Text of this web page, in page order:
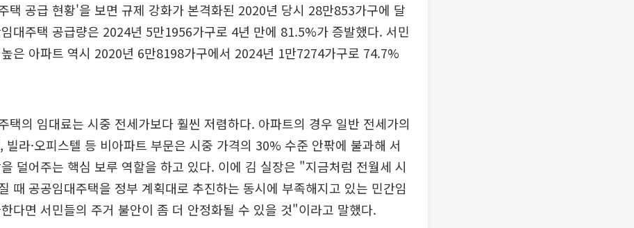
택 공급 현황'을 보면 규제 강화가 본격화된 2020년 당시 28만853가구에 달
대주택 공급량은 2024년 5만1956가구로 4년 만에 81.5%가 증발했다. 서민
은 아파트 역시 2020년 6만8198가구에서 2024년 1만7274가구로 74.7%
택의 임대료는 시중 전세가보다 훨씬 저렴하다. 아파트의 경우 일반 전세가의
빌라·오피스텔 등 비아파트 부문은 시중 가격의 30% 수준 안팎에 불과해 서
덜어주는 핵심 보루 역할을 하고 있다. 이에 김 실장은 "지금처럼 전월세 시
때 공공임대주택을 정부 계획대로 추진하는 동시에 부족해지고 있는 민간임
다면 서민들의 주거 불안이 좀 더 안정화될 수 있을 것"이라고 말했다.